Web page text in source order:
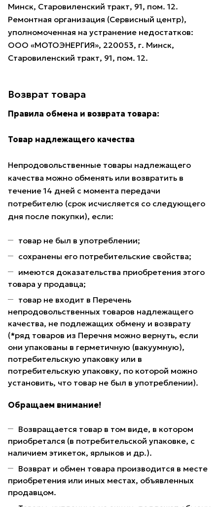
Минск, Старовиленский тракт, 91, пом. 12.
Ремонтная организация (Сервисный центр),
уполномоченная на устранение недостатков:
ООО «МОТОЭНЕРГИЯ», 220053, г. Минск,
Старовиленский тракт, 91, пом. 12.
Возврат товара
Правила обмена и возврата товара:
Товар надлежащего качества
Непродовольственные товары надлежащего
качества можно обменять или возвратить в
течение 14 дней с момента передачи
потребителю (срок исчисляется со следующего
дня после покупки), если:
товар не был в употреблении;
сохранены его потребительские свойства;
имеются доказательства приобретения этого
товара у продавца;
товар не входит в Перечень
непродовольственных товаров надлежащего
качества, не подлежащих обмену и возврату
(*ряд товаров из Перечня можно вернуть, если
они упакованы в герметичную (вакуумную),
потребительскую упаковку или в
потребительскую упаковку, по которой можно
установить, что товар не был в употреблении).
Обращаем внимание!
Возвращается товар в том виде, в котором
приобретался (в потребительской упаковке, с
наличием этикеток, ярлыков и др.).
Возврат и обмен товара производится в месте
приобретения или иных местах, объявленных
продавцом.